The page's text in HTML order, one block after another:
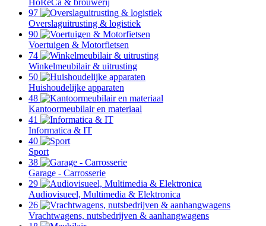
HoReCa & brouwerij
97
Overslaguitrusting & logistiek
90
Voertuigen & Motorfietsen
74
Winkelmeubilair & uitrusting
50
Huishoudelijke apparaten
48
Kantoormeubilair en materiaal
41
Informatica & IT
40
Sport
38
Garage - Carrosserie
29
Audiovisueel, Multimedia & Elektronica
26
Vrachtwagens, nutsbedrijven & aanhangwagens